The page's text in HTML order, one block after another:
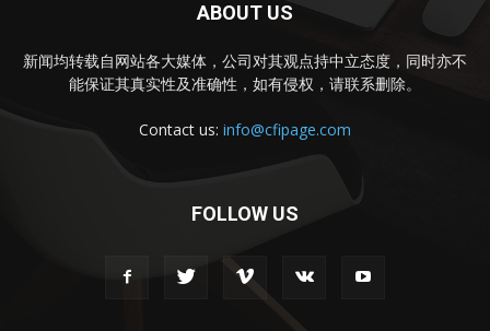
ABOUT US
新闻均转载自网站各大媒体，公司对其观点持中立态度，同时亦不
能保证其真实性及准确性，如有侵权，请联系删除。
Contact us: info@cfipage.com
FOLLOW US